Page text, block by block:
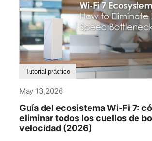
Tutorial práctico
May 13,2026
Guía del ecosistema Wi-Fi 7:
eliminar todos los cuellos de
velocidad (2026)